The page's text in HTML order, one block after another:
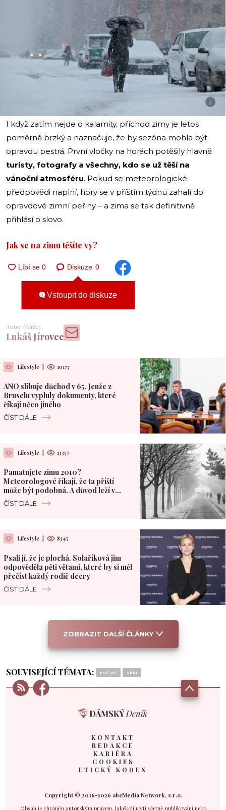
i
I když zatím nejde o kalamity, příchod zimy je letos
poměrně brzký a naznačuje, že by sezóna mohla být
opravdu pestrá. První vločky na horách potěšily hlavně
turisty, fotografy a všechny, kdo se už těší na
vánoční atmosféru. Pokud se meteorologické
předpovědi naplní, hory se v příštím týdnu zahalí do
opravdové zimní peřiny – a zima se tak definitivně
přihlásí o slovo.
Jak se na zimu těšíte vy?
Diskuze 0
Vstoupit do diskuze
Autor článku
Lukáš Jírovec
Lifestyle 10177
ANO slibuje důchod v 65. Jenže z
Bruselu vypluly dokumenty, které
říkají něco jiného
ČÍST DÁLE
Lifestyle 13357
Pamatujete zimu 2010?
Meteorologové říkají, že ta příští
může být podobná. A důvod leží v
Pacifiku
ČÍST DÁLE
Lifestyle 8345
Psali jí, že je plochá. Solaříková jim
odpověděla pěti větami, které by si měl
přečíst každý rodič dcery
ČÍST DÁLE
ZOBRAZIT DALŠÍ ČLÁNKY
SOUVISEJÍCÍ TÉMATA: POČASÍ SNÍH
KONTAKT
REDAKCE
KARIÉRA
COOKIES
ETICKÝ KODEX
Copyright © 2016-2026 abcMedia Network, s.r.o.
Obsah je chráněn autorským právem. Jakékoli užití včetně publikování nebo